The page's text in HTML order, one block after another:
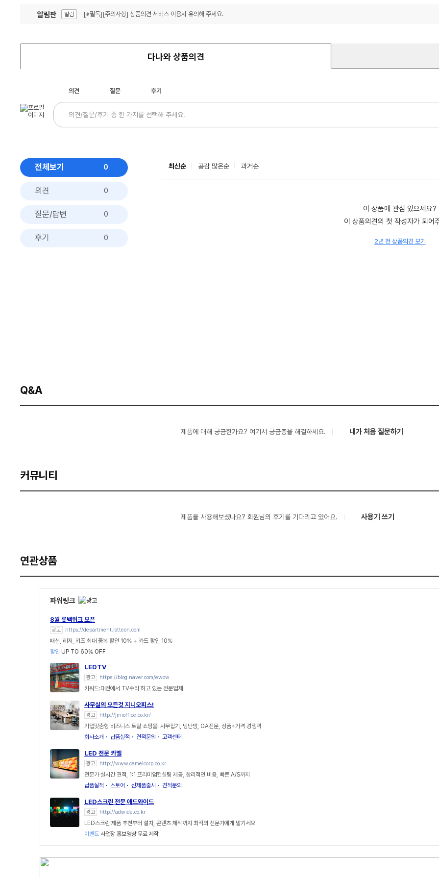
알림판 알림 [※필독][주의사항] 상품의견 서비스 이용시 유의해 주세요.
다나와 상품의견
의견 질문 후기
전체보기 0
의견 0
질문/답변 0
후기 0
최신순 공감 많은순 과거순
이 상품에 관심 있으세요?
이 상품의견의 첫 작성자가 되어
2년 전 상품의견 보기
Q&A
제품에 대해 궁금한가요? 여기서 궁금증을 해결하세요. 내가 처음 질문하기
커뮤니티
제품을 사용해보셨나요? 회원님의 후기를 기다리고 있어요. 사용기 쓰기
연관상품
파워링크
8월 롯백위크 오픈
광고 https://department.lotteon.com
패션, 레저, 키즈 최대 중복 할인 10% + 카드 할인 10%
할인 UP TO 60% OFF
LEDTV
광고 https://blog.naver.com/ewow
키워드:대전에서 TV수리 하고 있는 전문업체
사무실의 모든것 지니오피스!
광고 http://jinioffice.co.kr/
기업맞춤형 비즈니스 토탈 쇼핑몰! 사무집기, 냉난방, OA전문, 상품+가격 경쟁력
회사소개
납품실적 견적문의 고객센터
LED 전문 카멜
광고 http://www.camelcorp.co.kr
전문가 실시간 견적, 1:1 프리미엄컨설팅 제공, 합리적인 비용, 빠른 A/S까지
납품실적
스토어 신제품출시 견적문의
LED스크린 전문 애드와이드
광고 http://adwide.co.kr
LED스크린 제품 추천부터 설치, 콘텐츠 제작까지 최적의 전문가에게 맡기세요
이벤트 사업장 홍보영상 무료 제작